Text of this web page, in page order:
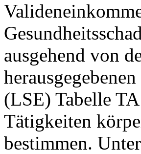
ausgehend von
(LSE) Tabelle
Tätigkeiten
bestimmen.